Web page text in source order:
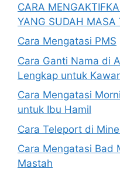
CARA
YANG SUDAH MASA
Cara Mengatasi PMS
Cara Ganti Nama di
Lengkap untuk
Cara Mengatasi
untuk Ibu Hamil
Cara Teleport di
Cara Mengatasi Bad
Mastah